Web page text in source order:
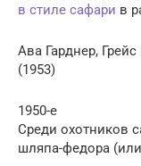
в стиле сафари в
Ава Гарднер,
(1953)
1950-е
Среди охотников
шляпа-федора